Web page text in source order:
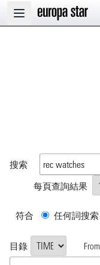
Open main menu
搜索
每頁查詢結果
符合 任何詞搜索
目錄